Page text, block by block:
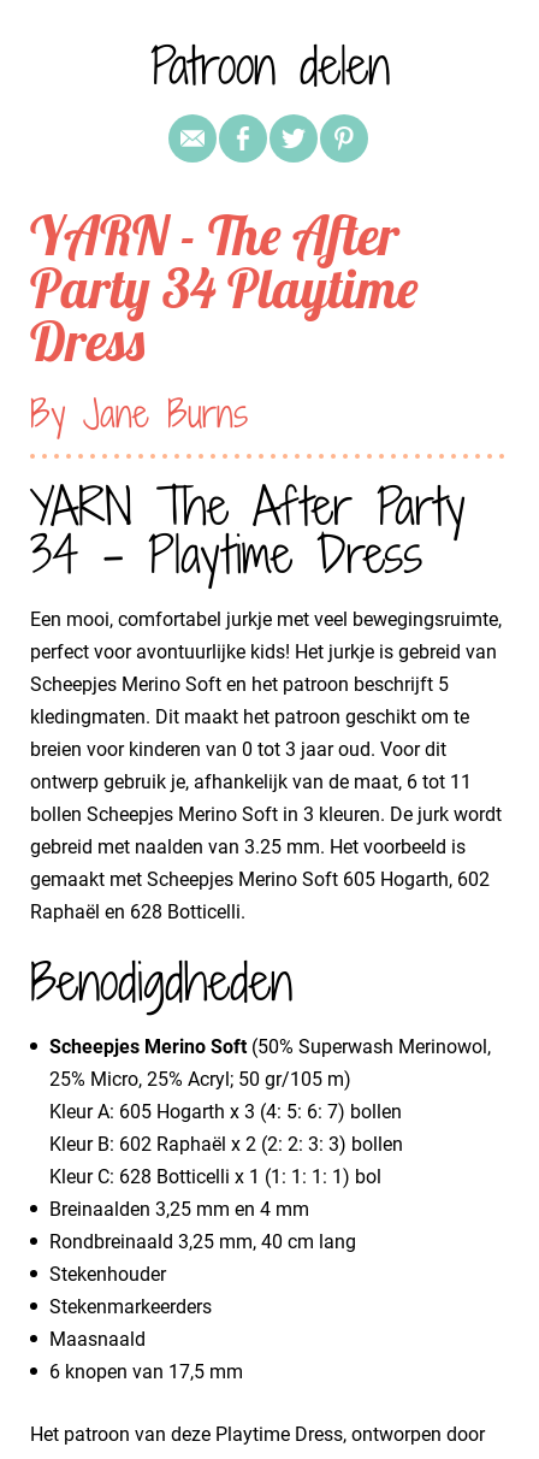
Patroon delen
YARN - The After
Party 34 Playtime
Dress
By Jane Burns
YARN The After Party
34 - Playtime Dress
Een mooi, comfortabel jurkje met veel bewegingsruimte,
perfect voor avontuurlijke kids! Het jurkje is gebreid van
Scheepjes Merino Soft en het patroon beschrijft 5
kledingmaten. Dit maakt het patroon geschikt om te
breien voor kinderen van 0 tot 3 jaar oud. Voor dit
ontwerp gebruik je, afhankelijk van de maat, 6 tot 11
bollen Scheepjes Merino Soft in 3 kleuren. De jurk wordt
gebreid met naalden van 3.25 mm. Het voorbeeld is
gemaakt met Scheepjes Merino Soft 605 Hogarth, 602
Raphaël en 628 Botticelli.
Benodigdheden
Scheepjes Merino Soft (50% Superwash Merinowol,
25% Micro, 25% Acryl; 50 gr/105 m)
Kleur A: 605 Hogarth x 3 (4: 5: 6: 7) bollen
Kleur B: 602 Raphaël x 2 (2: 2: 3: 3) bollen
Kleur C: 628 Botticelli x 1 (1: 1: 1: 1) bol
Breinaalden 3,25 mm en 4 mm
Rondbreinaald 3,25 mm, 40 cm lang
Stekenhouder
Stekenmarkeerders
Maasnaald
6 knopen van 17,5 mm
Het patroon van deze Playtime Dress, ontworpen door